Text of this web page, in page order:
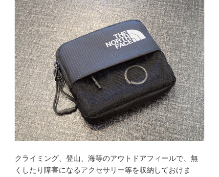
クライミング、登山、海等のアウトドアフィールで、無
くしたり障害になるアクセサリー等を収納しておけま